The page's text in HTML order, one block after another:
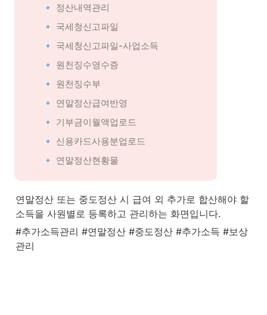
🔹 정산내역관리
🔹 국세청신고파일
🔹 국세청신고파일-사업소득
🔹 원천징수영수증
🔹 원천징수부
🔹 연말정산급여반영
🔹 기부금이월액업로드
🔹 신용카드사용분업로드
🔹 연말정산현황물
연말정산 또는 중도정산 시 급여 외 추가로 합산해야 할
소득을 사원별로 등록하고 관리하는 화면입니다.
#추가소득관리 #연말정산 #중도정산 #추가소득 #보상
관리